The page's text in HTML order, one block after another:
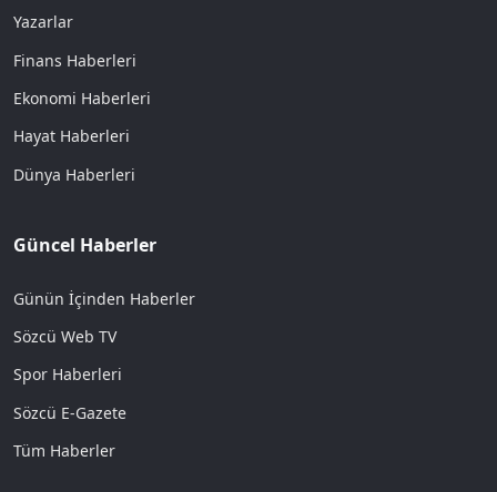
Yazarlar
Finans Haberleri
Ekonomi Haberleri
Hayat Haberleri
Dünya Haberleri
Güncel Haberler
Günün İçinden Haberler
Sözcü Web TV
Spor Haberleri
Sözcü E-Gazete
Tüm Haberler